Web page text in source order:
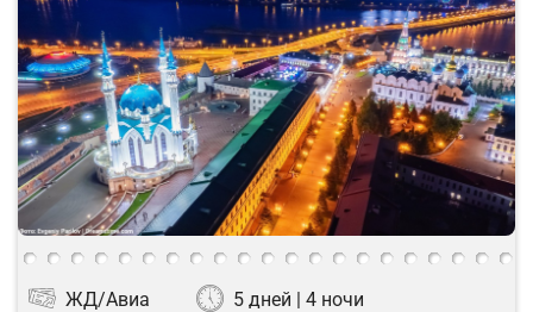
ЖД/Авиа 5 дней | 4 ночи